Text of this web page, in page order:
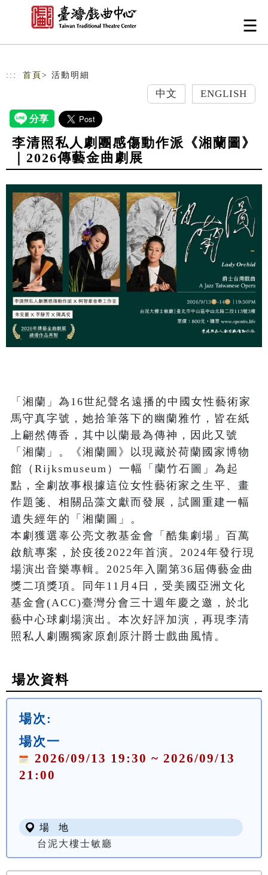
跳到主要內容
網站導覽
::: 首頁 > 活動明細
中文 ENGLISH
李清照私人劇團感傷動作派《湘蘭圖》
｜2026傳藝金曲劇展
「湘蘭」為16世紀聲名遠播的中國女性藝術家
馬守真字號，她拾筆落下的幽蘭雅竹，皆在紙
上翩然傳香，其中以蘭最為傳神，因此又號
「湘蘭」。《湘蘭圖》以現藏於荷蘭國家博物
館（Rijksmuseum）一幅「蘭竹石圖」為起
點，全劇故事根據這位女性藝術家之生平、畫
作題箋、相關品藻文獻而發展，試圖重建一幅
遺失經年的「湘蘭圖」。
本劇獲選辜公亮文教基金會「酷集劇場」百萬
啟航專案，於疫後2022年首演。2024年發行現
場演出音樂專輯。2025年入圍第36屆傳藝金曲
獎二項獎項。同年11月4日，受美國亞洲文化
基金會(ACC)臺灣分會三十週年慶之邀，於北
藝中心球劇場演出。本次好評加演，再現李清
照私人劇團獨家原創原汁爵士戲曲風情。
場次資料
場次:
場次一
2026/09/13 19:30 ~ 2026/09/13
21:00
場 地
台泥大樓士敏廳